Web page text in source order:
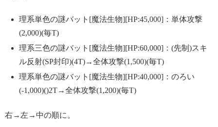
理系単色の謎バット[魔法生物][HP:45,000]：単体攻撃
(2,000)(毎T)
理系三色の謎バット[魔法生物][HP:60,000]：(先制)スキ
ル反射(SP封印)(4T)→全体攻撃(1,500)(毎T)
理系単色の謎バット[魔法生物][HP:40,000]：のろい
(-1,000)()2T→全体攻撃(1,200)(毎T)
右→左→中の順に。